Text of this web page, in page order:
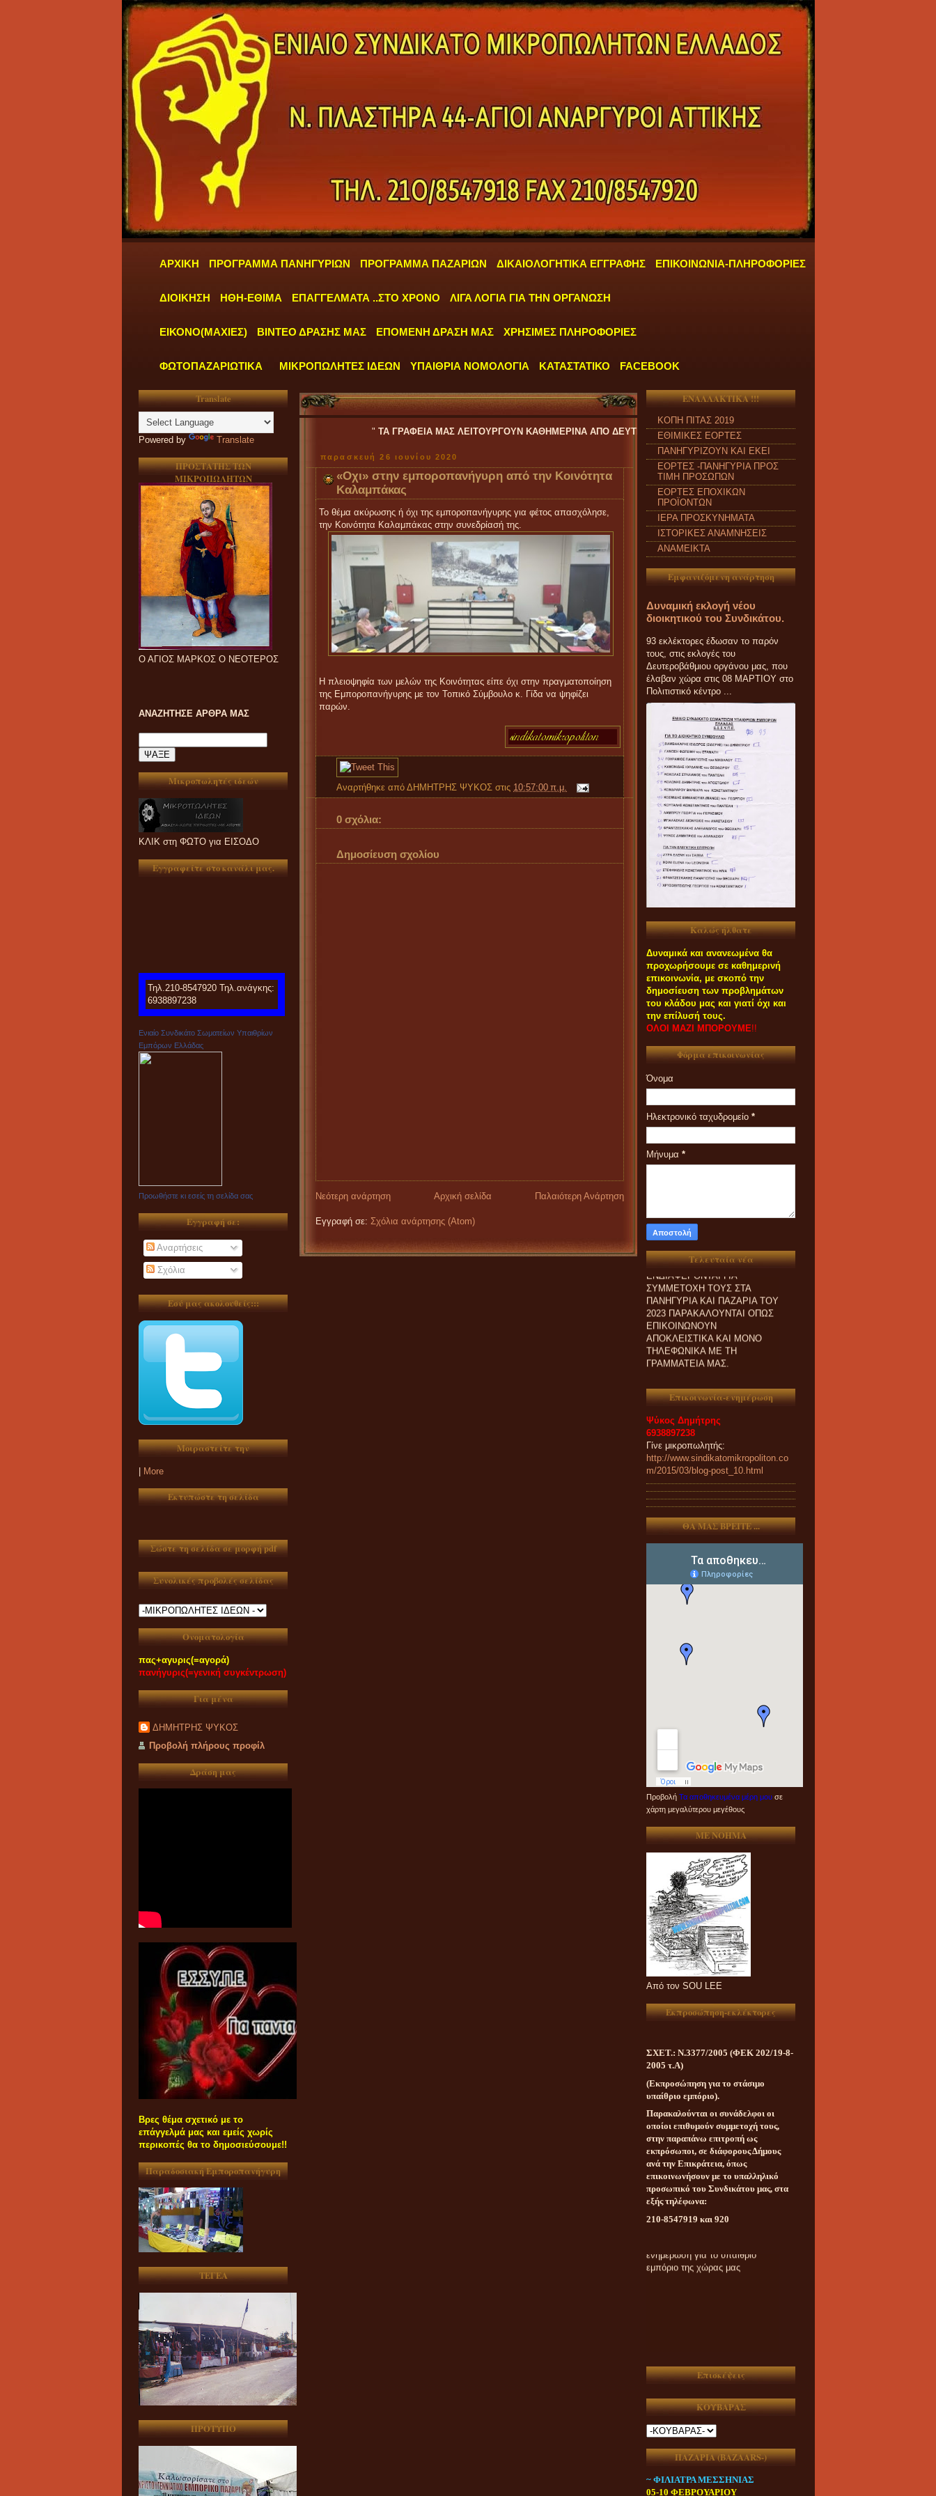
ΑΡΧΙΚΗ ΠΡΟΓΡΑΜΜΑ ΠΑΝΗΓΥΡΙΩΝ ΠΡΟΓΡΑΜΜΑ ΠΑΖΑΡΙΩΝ ΔΙΚΑΙΟΛΟΓΗΤΙΚΑ ΕΓΓΡΑΦΗΣ ΕΠΙΚΟΙΝΩΝΙΑ-ΠΛΗΡΟΦΟΡΙΕΣ
ΔΙΟΙΚΗΣΗ ΗΘΗ-ΕΘΙΜΑ ΕΠΑΓΓΕΛΜΑΤΑ ..ΣΤΟ ΧΡΟΝΟ ΛΙΓΑ ΛΟΓΙΑ ΓΙΑ ΤΗΝ ΟΡΓΑΝΩΣΗ
ΕΙΚΟΝΟ(ΜΑΧΙΕΣ) ΒΙΝΤΕΟ ΔΡΑΣΗΣ ΜΑΣ ΕΠΟΜΕΝΗ ΔΡΑΣΗ ΜΑΣ ΧΡΗΣΙΜΕΣ ΠΛΗΡΟΦΟΡΙΕΣ
ΦΩΤΟΠΑΖΑΡΙΩΤΙΚΑ ΜΙΚΡΟΠΩΛΗΤΕΣ ΙΔΕΩΝ ΥΠΑΙΘΡΙΑ ΝΟΜΟΛΟΓΙΑ ΚΑΤΑΣΤΑΤΙΚΟ FACEBOOK
Translate
Powered by Translate
ΠΡΟΣΤΑΤΗΣ ΤΩΝ
ΜΙΚΡΟΠΩΛΗΤΩΝ
Ο ΑΓΙΟΣ ΜΑΡΚΟΣ Ο ΝΕΟΤΕΡΟΣ
ΑΝΑΖΗΤΗΣΕ ΑΡΘΡΑ ΜΑΣ
Μικροπωλητές ιδεών
ΚΛΙΚ στη ΦΩΤΟ για ΕΙΣΟΔΟ
Εγγραφείτε στο κανάλι μας.
Τηλ.210-8547920 Τηλ.ανάγκης:
6938897238
Ενιαίο Συνδικάτο Σωματείων Υπαιθρίων
Εμπόρων Ελλάδας
Προωθήστε κι εσείς τη σελίδα σας
Εγγραφή σε:
Αναρτήσεις
Σχόλια
Εσύ μας ακολουθείς:::
Μοιραστείτε την
More
Εκτυπώστε τη σελίδα
Σώστε τη σελίδα σε μορφή pdf
Συνολικές προβολές σελίδας
Ονοματολογία
πας+αγυρις(=αγορά)
πανήγυρις(=γενική συγκέντρωση)
Για μένα
ΔΗΜΗΤΡΗΣ ΨΥΚΟΣ
Προβολή πλήρους προφίλ
Δράση μας
Βρες θέμα σχετικό με το
επάγγελμά μας και εμείς χωρίς
περικοπές θα το δημοσιεύσουμε!!
Παραδοσιακή Εμποροπανήγυρη
ΤΕΓΕΑ
ΠΡΟΤΥΠΟ
ΤΑ ΓΡΑΦΕΙΑ ΜΑΣ ΛΕΙΤΟΥΡΓΟΥΝ ΚΑΘΗΜΕΡΙΝΑ ΑΠΟ ΔΕΥΤΕΡΑ έως ΠΑΡΑΣΚΕΥΗ και από ώρα 09:00 π.μ. έως 04:00 μ.μ.
παρασκευή 26 ιουνίου 2020
«Οχι» στην εμποροπανήγυρη από την Κοινότητα
Καλαμπάκας
Το θέμα ακύρωσης ή όχι της εμποροπανήγυρης για φέτος απασχόλησε,
την Κοινότητα Καλαμπάκας στην συνεδρίασή της.
Η πλειοψηφία των μελών της Κοινότητας είπε όχι στην πραγματοποίηση
της Εμποροπανήγυρης με τον Τοπικό Σύμβουλο κ. Γίδα να ψηφίζει
παρών.
Αναρτήθηκε από ΔΗΜΗΤΡΗΣ ΨΥΚΟΣ στις 10:57:00 π.μ.
0 σχόλια:
Δημοσίευση σχολίου
Νεότερη ανάρτηση Παλαιότερη Ανάρτηση
Αρχική σελίδα
Εγγραφή σε: Σχόλια ανάρτησης (Atom)
ΕΝΑΛΛΑΚΤΙΚΑ !!!
ΚΟΠΗ ΠΙΤΑΣ 2019
ΕΘΙΜΙΚΕΣ ΕΟΡΤΕΣ
ΠΑΝΗΓΥΡΙΖΟΥΝ ΚΑΙ ΕΚΕΙ
ΕΟΡΤΕΣ -ΠΑΝΗΓΥΡΙΑ ΠΡΟΣ
ΤΙΜΗ ΠΡΟΣΩΠΩΝ
ΕΟΡΤΕΣ ΕΠΟΧΙΚΩΝ
ΠΡΟΪΟΝΤΩΝ
ΙΕΡΑ ΠΡΟΣΚΥΝΗΜΑΤΑ
ΙΣΤΟΡΙΚΕΣ ΑΝΑΜΝΗΣΕΙΣ
ΑΝΑΜΕΙΚΤΑ
Εμφανιζόμενη ανάρτηση
Δυναμική εκλογή νέου
διοικητικού του Συνδικάτου.
93 εκλέκτορες έδωσαν το παρόν
τους, στις εκλογές του
Δευτεροβάθμιου οργάνου μας, που
έλαβαν χώρα στις 08 ΜΑΡΤΙΟΥ στο
Πολιτιστικό κέντρο ...
Καλώς ήλθατε
Δυναμικά και ανανεωμένα θα
προχωρήσουμε σε καθημερινή
επικοινωνία, με σκοπό την
δημοσίευση των προβλημάτων
του κλάδου μας και γιατί όχι και
την επίλυσή τους.
ΟΛΟΙ ΜΑΖΙ ΜΠΟΡΟΥΜΕ!!
Φόρμα επικοινωνίας
Όνομα
Ηλεκτρονικό ταχυδρομείο *
Μήνυμα *
Τελευταία νέα
ΕΝΔΙΑΦΕΡΟΝΤΑΙ ΓΙΑ
ΠΑΝΗΓΥΡΙΑ ΚΑΙ ΠΑZΑΡΙΑ ΤΟΥ
2023 ΠΑΡΑΚΑΛΟΥΝΤΑΙ ΟΠΩΣ
ΕΠΙΚΟΙΝΩΝΟΥΝ
ΑΠΟΚΛΕΙΣΤΙΚΑ ΚΑΙ ΜΟΝΟ
ΤΗΛΕΦΩΝΙΚΑ ΜΕ ΤΗ
ΓΡΑΜΜΑΤΕΙΑ ΜΑΣ.
Επικοινωνία-ενημέρωση
Ψύκος Δημήτρης
6938897238
Γίνε μικροπωλητής:
http://www.sindikatomikropoliton.co
m/2015/03/blog-post_10.html
ΘΑ ΜΑΣ ΒΡΕΙΤΕ ...
Προβολή Τα αποθηκευμένα μέρη μου σε
χάρτη μεγαλύτερου μεγέθους
ME NOHMA
Aπό τον SOU LEE
Εκπροσώπηση-εκλέκτορες
ΣΧΕΤ.: Ν.3377/2005 (ΦΕΚ 202/19-8-
2005 τ.Α)
(Εκπροσώπηση για το στάσιμο
υπαίθριο εμπόριο).
Παρακαλούνται οι συνάδελφοι οι
οποίοι επιθυμούν συμμετοχή τους,
στην παραπάνω επιτροπή ως
εκπρόσωποι, σε διάφορους Δήμους
ανά την Επικράτεια, όπως
επικοινωνήσουν με το υπαλληλικό
προσωπικό του Συνδικάτου μας, στα
εξής τηλέφωνα:
210-8547919 και 920
εμπόριο της χώρας μας
Επισκέψεις
ΚΟΥΒΑΡΑΣ
ΠΑΖΑΡΙΑ (ΒAZAARS-)
~ ΦΙΛΙΑΤΡΑ ΜΕΣΣΗΝΙΑΣ
05-10 ΦΕΒΡΟΥΑΡΙΟΥ